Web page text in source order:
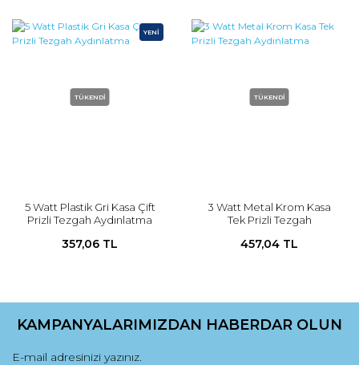
YENİ
TÜKENDİ
5 Watt Plastik Gri Kasa Çift
Prizli Tezgah Aydınlatma
357,06 TL
TÜKENDİ
3 Watt Metal Krom Kasa
Tek Prizli Tezgah
457,04 TL
KAMPANYALARIMIZDAN HABERDAR OLUN